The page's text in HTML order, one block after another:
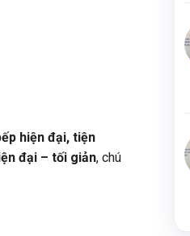
hiện đại, tiện
đại – tối giản, chú